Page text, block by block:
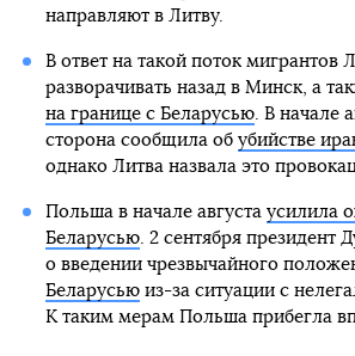
направляют в Литву.
В ответ на такой поток мигрантов
разворачивать назад в Минск, а
на границе с Беларусью. В начале
сторона сообщила об убийстве
однако Литва назвала это
Польша в начале августа усилила
Беларусью. 2 сентября президент
о введении чрезвычайного
Беларусьюиз-за ситуации с
К таким мерам Польша прибегла